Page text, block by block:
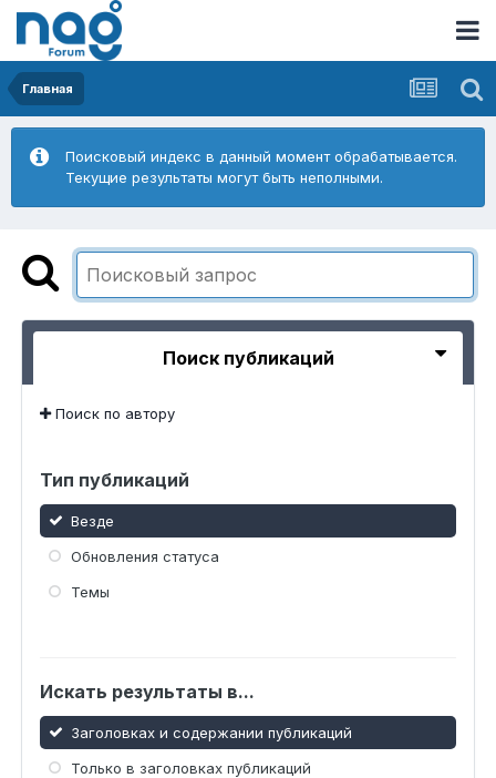
Главная
Поисковый индекс в данный момент обрабатывается.
Текущие результаты могут быть неполными.
Поиск публикаций
Поиск по автору
Тип публикаций
Везде
Обновления статуса
Темы
Искать результаты в...
Заголовках и содержании публикаций
Только в заголовках публикаций